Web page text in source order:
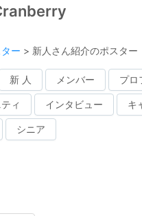
ー > 新人さん紹介のポスター
新 人 メンバー プロ
ィ インタビュー キ
シニア